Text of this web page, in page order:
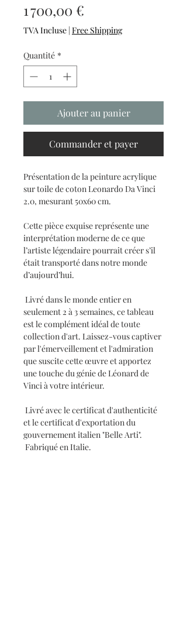
1 700,00 €
TVA Incluse | Free Shipping
Quantité *
Ajouter au panier
Commander et payer
Présentation de la peinture acrylique
sur toile de coton Leonardo Da Vinci
2.0, mesurant 50x60 cm.
Cette pièce exquise représente une
interprétation moderne de ce que
l’artiste légendaire pourrait créer s’il
était transporté dans notre monde
d’aujourd’hui.
Livré dans le monde entier en
seulement 2 à 3 semaines, ce tableau
est le complément idéal de toute
collection d'art. Laissez-vous captiver
par l'émerveillement et l'admiration
que suscite cette œuvre et apportez
une touche du génie de Léonard de
Vinci à votre intérieur.
Livré avec le certificat d'authenticité
et le certificat d'exportation du
gouvernement italien "Belle Arti".
Fabriqué en Italie.